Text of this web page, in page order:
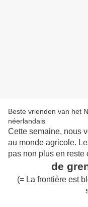
Beste vrienden van het
néerlandais
Cette semaine, nous
au monde agricole.
pas non plus en reste
de
(= La frontière est